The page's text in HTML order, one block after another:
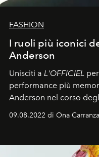
FASHION
I ruoli più iconici
Anderson
Unisciti a L'OFFICIEL
performance più
Anderson nel corso
09.08.2022 di Ona Carranza